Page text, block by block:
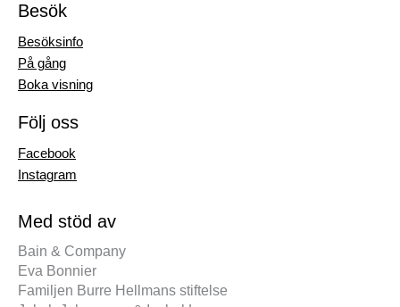
Besök
Besöksinfo
På gång
Boka visning
Följ oss
Facebook
Instagram
Med stöd av
Bain & Company
Eva Bonnier
Familjen Burre Hellmans stiftelse